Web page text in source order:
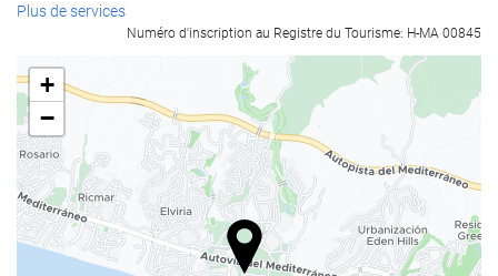
Accès personnes à mobilité réduite
Zone fumeurs
Bien-être
Bar dans la piscine
Serviettes de piscine/de plage
Chaises longues ou de plage
Plus de services
Numéro d'inscription au Registre du Tourisme: H-MA 00845
+
−